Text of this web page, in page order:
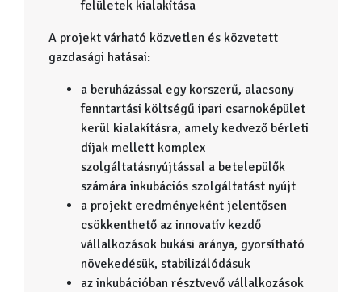
felületek kialakítása
A projekt várható közvetlen és közvetett
gazdasági hatásai:
a beruházással egy korszerű, alacsony
fenntartási költségű ipari csarnoképület
kerül kialakításra, amely kedvező bérleti
díjak mellett komplex
szolgáltatásnyújtással a betelepülők
számára inkubációs szolgáltatást nyújt
a projekt eredményeként jelentősen
csökkenthető az innovatív kezdő
vállalkozások bukási aránya, gyorsítható
növekedésük, stabilizálódásuk
az inkubációban résztvevő vállalkozások